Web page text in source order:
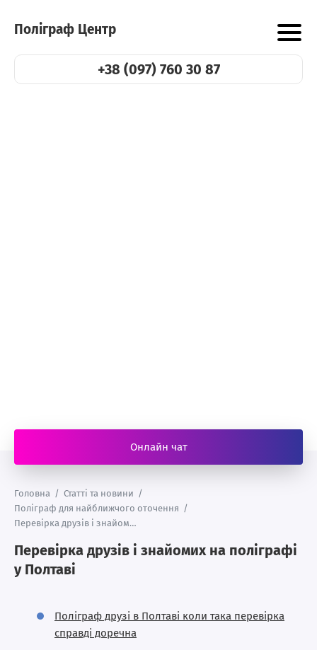
Поліграф Центр
+38 (097) 760 30 87
Онлайн чат
Головна / Статті та новини /
Поліграф для найближчого оточення /
Перевірка друзів і знайомих на поліграфі у Полтаві
Перевірка друзів і знайомих на поліграфі
у Полтаві
Поліграф друзі в Полтаві коли така перевірка
справді доречна